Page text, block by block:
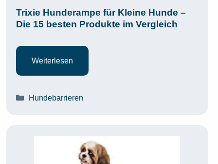
Trixie Hunderampe für Kleine Hunde –
Die 15 besten Produkte im Vergleich
Weiterlesen
Kategorien
Hundebarrieren